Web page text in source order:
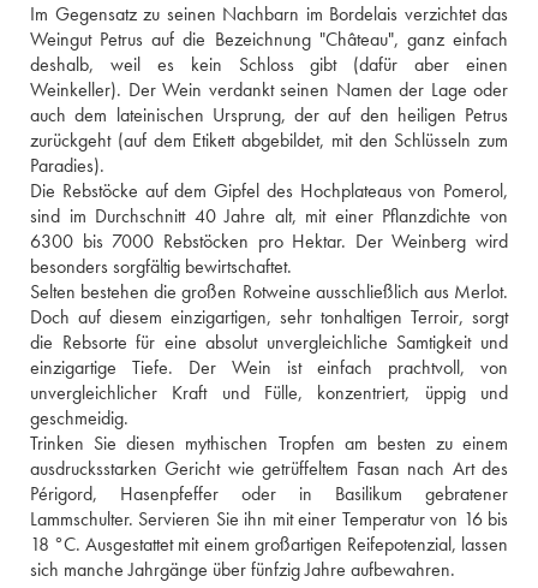
Im Gegensatz zu seinen Nachbarn im Bordelais verzichtet das
Weingut Petrus auf die Bezeichnung "Château", ganz einfach
deshalb, weil es kein Schloss gibt (dafür aber einen
Weinkeller). Der Wein verdankt seinen Namen der Lage oder
auch dem lateinischen Ursprung, der auf den heiligen Petrus
zurückgeht (auf dem Etikett abgebildet, mit den Schlüsseln zum
Paradies).
Die Rebstöcke auf dem Gipfel des Hochplateaus von Pomerol,
sind im Durchschnitt 40 Jahre alt, mit einer Pflanzdichte von
6300 bis 7000 Rebstöcken pro Hektar. Der Weinberg wird
besonders sorgfältig bewirtschaftet.
Selten bestehen die großen Rotweine ausschließlich aus Merlot.
Doch auf diesem einzigartigen, sehr tonhaltigen Terroir, sorgt
die Rebsorte für eine absolut unvergleichliche Samtigkeit und
einzigartige Tiefe. Der Wein ist einfach prachtvoll, von
unvergleichlicher Kraft und Fülle, konzentriert, üppig und
geschmeidig.
Trinken Sie diesen mythischen Tropfen am besten zu einem
ausdrucksstarken Gericht wie getrüffeltem Fasan nach Art des
Périgord, Hasenpfeffer oder in Basilikum gebratener
Lammschulter. Servieren Sie ihn mit einer Temperatur von 16 bis
18 °C. Ausgestattet mit einem großartigen Reifepotenzial, lassen
sich manche Jahrgänge über fünfzig Jahre aufbewahren.